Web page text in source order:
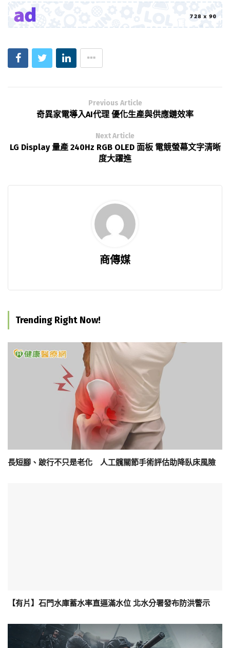
Previous Article
奇異家電導入AI代理 優化生產與供應鏈效率
Next Article
LG Display 量產 240Hz RGB OLED 面板 電競螢幕文字清晰
度大躍進
商傳媒
Trending Right Now!
長短腳、跛行不只是老化 人工髖關節手術評估助降臥床風險
【有片】石門水庫蓄水率直逼滿水位 北水分署發布防洪警示